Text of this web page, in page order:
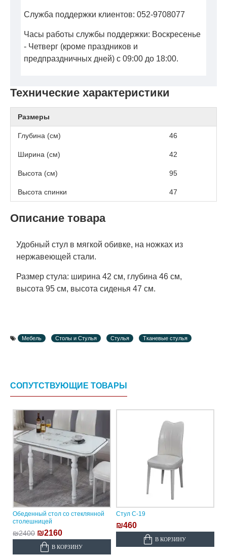
Технические характеристики
Размеры
Глубина (см) 46
Ширина (см) 42
Высота (см) 95
Высота спинки 47
Описание товара
Удобный стул в мягкой обивке, на ножках из
нержавеющей стали.
Размер стула: ширина 42 см, глубина 46 см,
высота 95 см, высота сиденья 47 см.
Служба поддержки клиентов: 052-9708077
Часы работы службы поддержки: Воскресенье
- Четверг (кроме праздников и
предпраздничных дней) с 09:00 до 18:00.
Мебель Столы и Стулья Стулья Тканевые стулья
СОПУТСТВУЮЩИЕ ТОВАРЫ
Обеденный стол со стеклянной
столешницей
₪2400 ₪2160
В КОРЗИНУ
Стул C-19
₪460
В КОРЗИНУ